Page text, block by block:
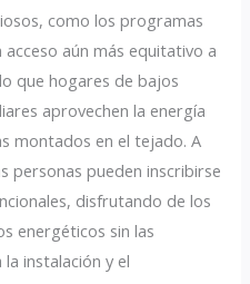
como los programas
aún más equitativo a
que hogares de bajos
aprovechen la energía
montados en el tejado. A
personas pueden inscribirse
disfrutando de los
energéticos sin las
instalación y el